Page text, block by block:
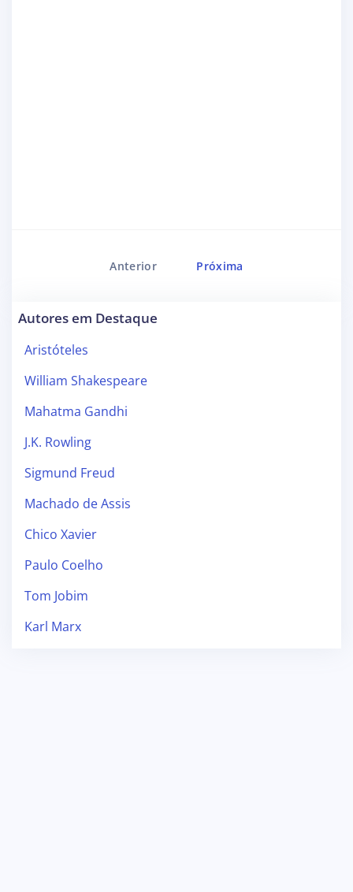
Anterior Próxima
Autores em Destaque
Aristóteles
William Shakespeare
Mahatma Gandhi
J.K. Rowling
Sigmund Freud
Machado de Assis
Chico Xavier
Paulo Coelho
Tom Jobim
Karl Marx